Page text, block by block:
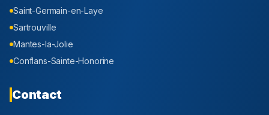
Saint-Germain-en-Laye
Sartrouville
Mantes-la-Jolie
Conflans-Sainte-Honorine
Contact